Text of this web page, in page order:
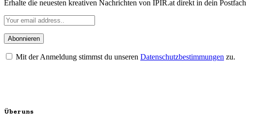
Erhalte die neuesten kreativen Nachrichten von IPIR.at direkt in dein Postfach
Mit der Anmeldung stimmst du unseren Datenschutzbestimmungen zu.
Über uns